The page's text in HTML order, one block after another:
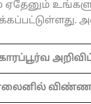
ஏதேனும்